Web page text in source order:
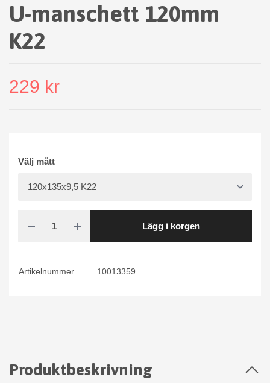
U-manschett 120mm
K22
229 kr
Välj mått
Lägg i korgen
Artikelnummer 10013359
Produktbeskrivning